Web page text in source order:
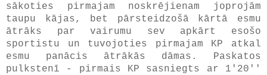
sākoties pirmajam noskrējienam joprojām
taupu kājas, bet pārsteidzošā kārtā esmu
ātrāks par vairumu sev apkārt esošo
sportistu un tuvojoties pirmajam KP atkal
esmu panācis ātrākās dāmas. Paskatos
pulkstenī - pirmais KP sasniegts ar 1'20''